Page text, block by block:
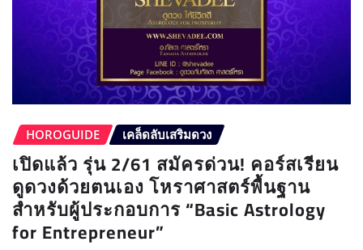
HOROGUIDE เคล็ดลับเสริมดวง
เปิดแล้ว รุ่น 2/61 สมัครด่วน! คอร์สเรียน
ดูดวงด้วยตนเอง โหราศาสตร์พื้นฐาน
สำหรับผู้ประกอบการ “Basic Astrology
for Entrepreneur”